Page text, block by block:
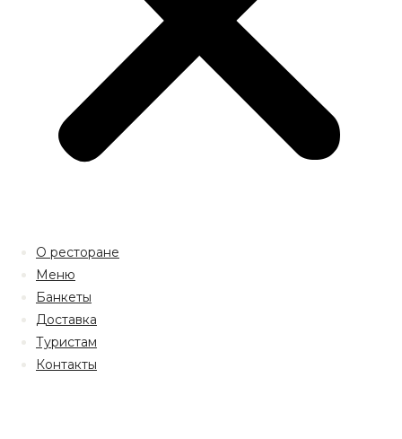
О ресторане
Меню
Банкеты
Доставка
Туристам
Контакты